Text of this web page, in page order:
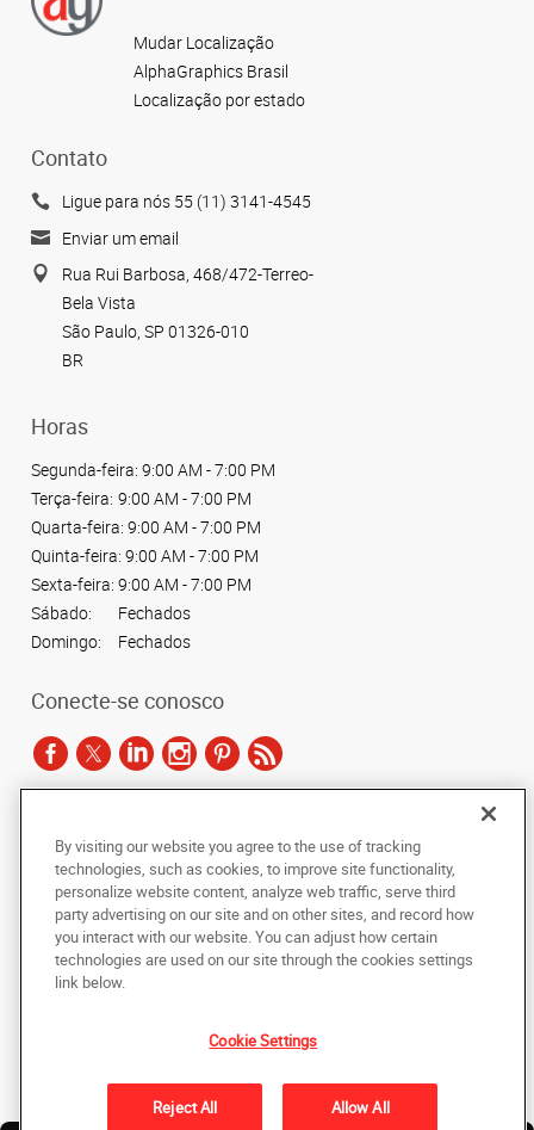
Mudar Localização
AlphaGraphics Brasil
Localização por estado
Contato
Ligue para nós 55 (11) 3141-4545
Enviar um email
Rua Rui Barbosa, 468/472-Terreo-
Bela Vista
São Paulo, SP 01326-010
BR
Horas
Segunda-feira: 9:00 AM - 7:00 PM
Terça-feira: 9:00 AM - 7:00 PM
Quarta-feira: 9:00 AM - 7:00 PM
Quinta-feira: 9:00 AM - 7:00 PM
Sexta-feira: 9:00 AM - 7:00 PM
Sábado:
Fechados
Domingo:
Fechados
Conecte-se conosco
Copyright © 2024 AlphaGraphics Printshops do Brasil. Todos os direitos
reservados.
Rua Rui Barbosa, 468/472-Terreo-, Bela Vista
De volta ao topo
copiada, fotocopiada, reproduzida, traduzida ou reduzida a qualquer meio
eletrônico ou forma legível por máquina, no todo ou em parte, sem o
consentimento prévio por escrito da AlphaGraphics Brasil.
By visiting our website you agree to the use of tracking
technologies, such as cookies, to improve site functionality,
personalize website content, analyze web traffic, serve third
party advertising on our site and on other sites, and record how
you interact with our website. You can adjust how certain
technologies are used on our site through the cookies settings
link below.
Cookie Settings
Reject All Allow All